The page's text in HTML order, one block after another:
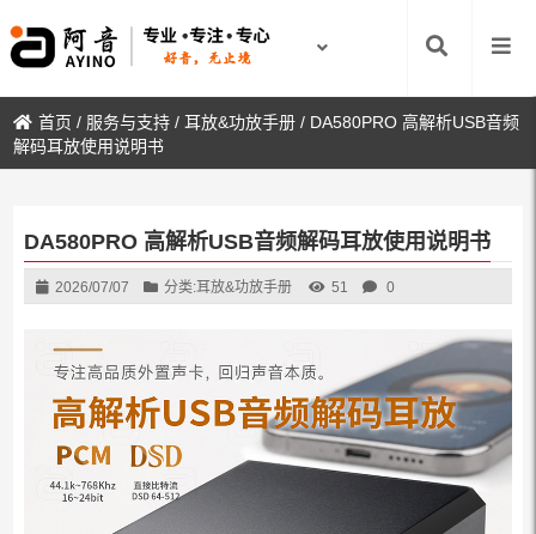
首页 / 服务与支持 / 耳放&功放手册 / DA580PRO 高解析USB音频
解码耳放使用说明书
DA580PRO 高解析USB音频解码耳放使用说明书
2026/07/07 分类:耳放&功放手册 51 0